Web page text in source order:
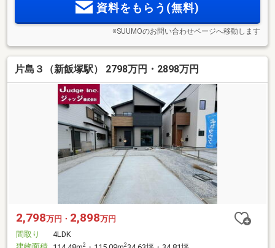
資料をもらう(無料)
※SUUMOのお問い合わせページへ移動します
片島３（新飯塚駅） 2798万円・2898万円
2,798万円・ 2,898万円
間取り
4LDK
2 2